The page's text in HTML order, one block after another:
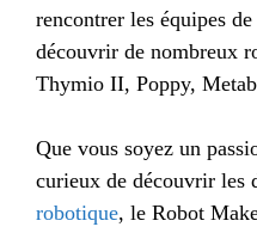
rencontrer les équipes
découvrir de nombreux
Thymio II, Poppy,
Que vous soyez un
curieux de découvrir les
robotique, le Robot